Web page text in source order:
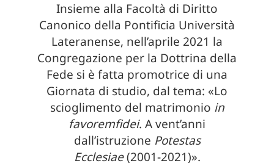
Insieme alla Facoltà di Diritto
Canonico della Pontificia Università
Lateranense, nell’aprile 2021 la
Congregazione per la Dottrina della
Fede si è fatta promotrice di una
Giornata di studio, dal tema: «Lo
scioglimento del matrimonio in
favoremfidei. A vent’anni
dall’istruzione Potestas
Ecclesiae(2001-2021)».